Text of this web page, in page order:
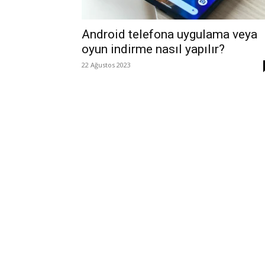
Android telefona uygulama veya
oyun indirme nasıl yapılır?
22 Ağustos 2023